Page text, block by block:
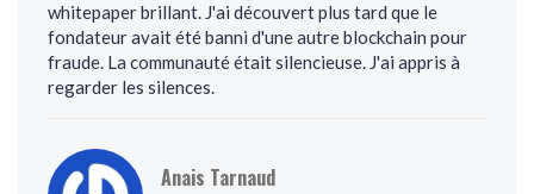
whitepaper brillant. J'ai découvert plus tard que le
fondateur avait été banni d'une autre blockchain pour
fraude. La communauté était silencieuse. J'ai appris à
regarder les silences.
Anais Tarnaud